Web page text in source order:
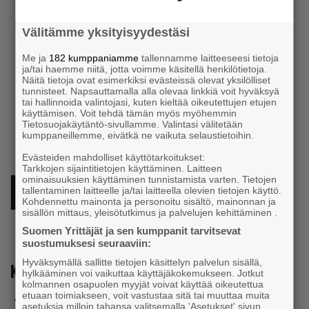
LÄNSI-UUDENMAAN SÄÄSTÖPANKKI
Kumppanimme
AaBee Ab–Tutustu kumppaniimme >>
Välitämme yksityisyydestäsi
Me ja 182 kumppaniamme tallennamme laitteeseesi tietoja
ja/tai haemme niitä, jotta voimme käsitellä henkilötietoja.
Näitä tietoja ovat esimerkiksi evästeissä olevat yksilölliset
tunnisteet. Napsauttamalla alla olevaa linkkiä voit hyväksyä
tai hallinnoida valintojasi, kuten kieltää oikeutettujen etujen
käyttämisen. Voit tehdä tämän myös myöhemmin
Tietosuojakäytäntö-sivullamme. Valintasi välitetään
kumppaneillemme, eivätkä ne vaikuta selaustietoihin.
Evästeiden mahdolliset käyttötarkoitukset:
Tarkkojen sijaintitietojen käyttäminen. Laitteen
ominaisuuksien käyttäminen tunnistamista varten. Tietojen
tallentaminen laitteelle ja/tai laitteella olevien tietojen käyttö.
Kohdennettu mainonta ja personoitu sisältö, mainonnan ja
sisällön mittaus, yleisötutkimus ja palvelujen kehittäminen .
Suomen Yrittäjät ja sen kumppanit tarvitsevat
suostumuksesi seuraaviin:
Hyväksymällä sallitte tietojen käsittelyn palvelun sisällä,
hylkääminen voi vaikuttaa käyttäjäkokemukseen. Jotkut
kolmannen osapuolen myyjät voivat käyttää oikeutettua
etuaan toimiakseen, voit vastustaa sitä tai muuttaa muita
asetuksia milloin tahansa valitsemalla 'Asetukset' sivun